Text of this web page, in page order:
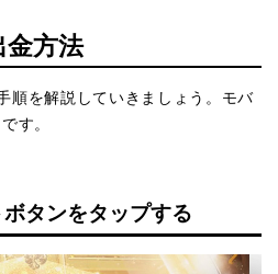
金方法
順を解説していきましょう。モバ
す。
タンをタップする